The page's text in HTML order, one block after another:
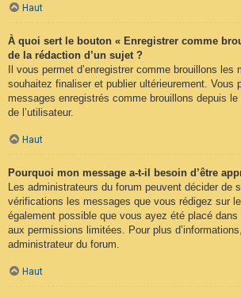
Haut
À quoi sert le bouton « Enregistrer comme
de la rédaction d’un sujet ?
Il vous permet d’enregistrer comme brouillons les
souhaitez finaliser et publier ultérieurement. Vous
messages enregistrés comme brouillons depuis
de l’utilisateur.
Haut
Pourquoi mon message a-t-il besoin d’être
Les administrateurs du forum peuvent décider de
vérifications les messages que vous rédigez sur
également possible que vous ayez été placé dans
aux permissions limitées. Pour plus
administrateur du forum.
Haut